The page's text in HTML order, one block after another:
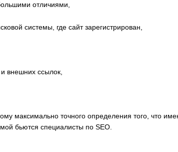
отличиями,
системы, где сайт зарегистрирован,
внешних ссылок,
максимально точного определения того, что
бьются специалисты по SEO.